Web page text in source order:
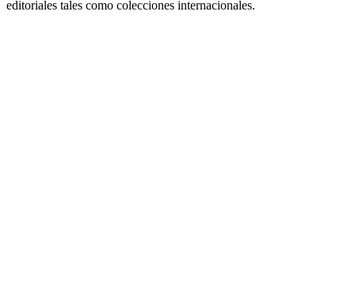
editoriales tales como colecciones internacionales.